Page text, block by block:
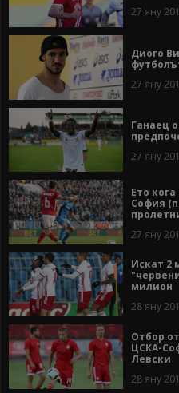
27 яну
Диого
27 яну
Ганаец
27 яну
Ето
София
27 яну
Искат 2
милион
28 яну
Отбор
ЦСКА-
Левски
28 яну